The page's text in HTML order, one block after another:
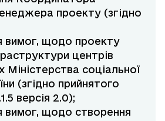
проекту (згідно
вимог, щодо проекту
центрів
Міністерства соціальної
(згідно прийнятого
версія 2.0);
вимог, щодо створення